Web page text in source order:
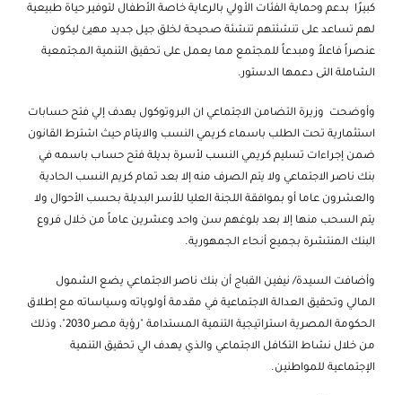
كبيرًا بدعم وحماية الفئات الأولي بالرعاية خاصة الأطفال لتوفير حياة طبيعية
لهم تساعد على تنشئتهم تنشئة صحيحة لخلق جيل جديد مهيئ ليكون
عنصراً فاعلاً ومبدعاً للمجتمع مما يعمل على تحقيق التنمية المجتمعية
الشاملة التى دعمها الدستور.
وأوضحت وزيرة التضامن الاجتماعي ان البروتوكول يهدف إلي فتح حسابات
استثمارية تحت الطلب باسماء كريمي النسب والايتام حيث اشترط القانون
ضمن إجراءات تسليم كريمي النسب لأسرة بديلة فتح حساب باسمه في
بنك ناصر الاجتماعي ولا يتم الصرف منه إلا بعد تمام كريم النسب الحادية
والعشرون عاما أو بموافقة اللجنة العليا للأسر البديلة بحسب الأحوال ولا
يتم السحب منها إلا بعد بلوغهم سن واحد وعشرين عاماً من خلال فروع
البنك المنتشرة بجميع أنحاء الجمهورية.
وأضافت السيدة/ نيفين القباج أن بنك ناصر الاجتماعي يضع الشمول
المالي وتحقيق العدالة الاجتماعية في مقدمة أولوياته وسياساته مع إطلاق
الحكومة المصرية استراتيجية التنمية المستدامة "رؤية مصر 2030"، وذلك
من خلال نشاط التكافل الاجتماعي والذي يهدف الي تحقيق التنمية
الإجتماعية للمواطنين.